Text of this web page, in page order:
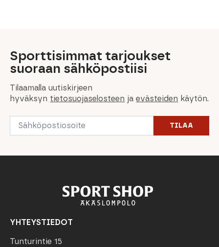
Sporttisimmat tarjoukset
suoraan sähköpostiisi
Tilaamalla uutiskirjeen
hyväksyn tietosuojaselosteen jaevästeiden käytön.
Email
TILAA
YHTEYSTIEDOT
Tunturintie 15